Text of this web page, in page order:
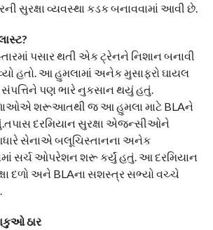
સુરક્ષા વ્યવસ્થા કડક બનાવવામાં આવી છે.
પસાર થતી એક ટ્રેનને નિશાન બનાવી
હતો. આ હુમલામાં અનેક મુસાફરો ઘાયલ
પણ ભારે નુકસાન થયું હતું.
શરૂઆતથી જ આ હુમલા માટે BLAને
દરમિયાન સુરક્ષા એજન્સીઓને
સેનાએ બલૂચિસ્તાનના અનેક
સર્ચ ઓપરેશન શરૂ કર્યું હતું. આ દરમિયાન
દળો અને BLAના સશસ્ત્ર સભ્યો વચ્ચે
ઠાર